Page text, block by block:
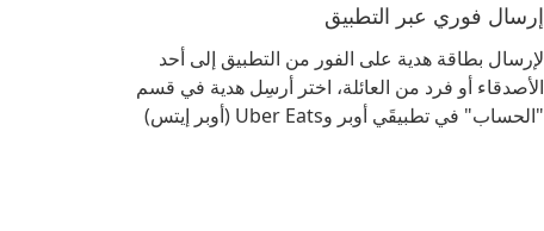
إرسال فوري عبر التطبيق
لإرسال بطاقة هدية على الفور من التطبيق إلى أحد
الأصدقاء أو فرد من العائلة، اختر أرسِل هدية في قسم
"الحساب" في تطبيقَي أوبر وUber Eats (أوبر إيتس)